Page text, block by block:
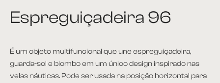
Espreguiçadeira 96
É um objeto multifuncional que une espreguiçadeira,
guarda-sol e biombo em um único design inspirado nas
velas náuticas. Pode ser usada na posição horizontal para